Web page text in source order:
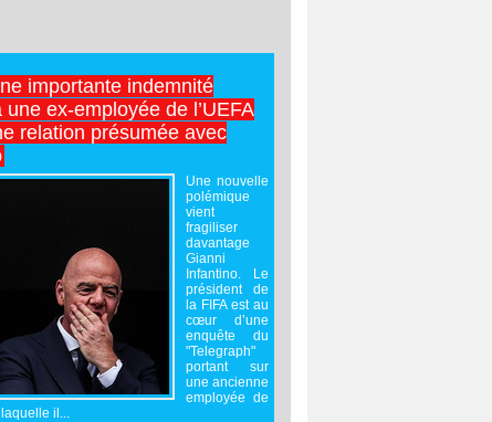
importante indemnité
une ex-employée de l’UEFA
relation présumée avec
Une nouvelle
polémique
vient
fragiliser
davantage
Gianni
Infantino. Le
président de
la FIFA est au
cœur d’une
enquête du
"Telegraph"
portant sur
une ancienne
employée de
il...